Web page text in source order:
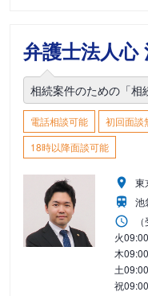
弁護士法人心
相続案件のための「相
電話相談可能 初回面談
18時以降面談可能
東
池
火
木
土
祝